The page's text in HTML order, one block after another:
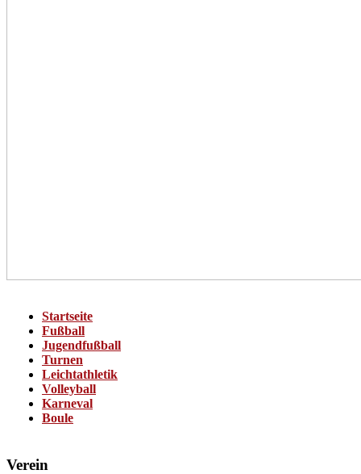
Startseite
Fußball
Jugendfußball
Turnen
Leichtathletik
Volleyball
Karneval
Boule
Verein